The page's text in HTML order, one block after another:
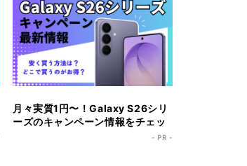
月々実質1円〜！Galaxy S26シリ
ーズのキャンペーン情報をチェッ
- PR -